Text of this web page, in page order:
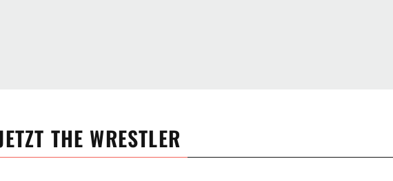
THE WRESTLER